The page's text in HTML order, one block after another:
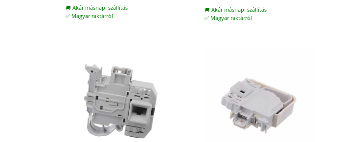
🚚 Akár másnapi szállítás
✅ Magyar raktárról
🚚 Akár másnapi szállítás
✅ Magyar raktárról